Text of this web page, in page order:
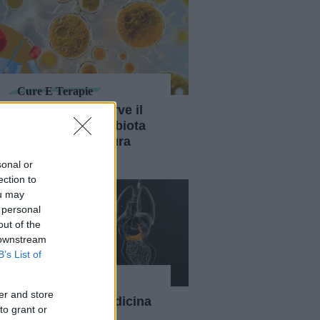
or
to
may
of the
List of
and store
grant or
Cure E Terapie
Cos'è e a cosa serve il
trapianto di microbiota
fecale (che non cura
l'autismo)
Opoterapia, la medicina
che usava pozioni